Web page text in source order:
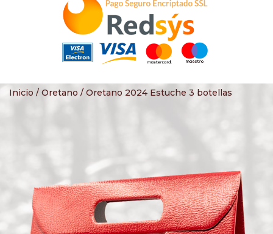
Inicio / Oretano / Oretano 2024 Estuche 3 botellas